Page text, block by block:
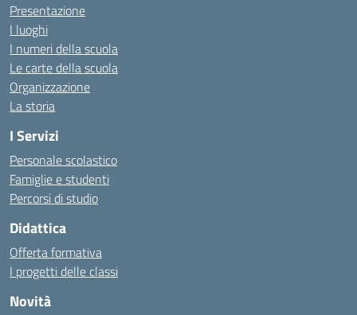
Presentazione
I luoghi
I numeri della scuola
Le carte della scuola
Organizzazione
La storia
I Servizi
Personale scolastico
Famiglie e studenti
Percorsi di studio
Didattica
Offerta formativa
I progetti delle classi
Novità